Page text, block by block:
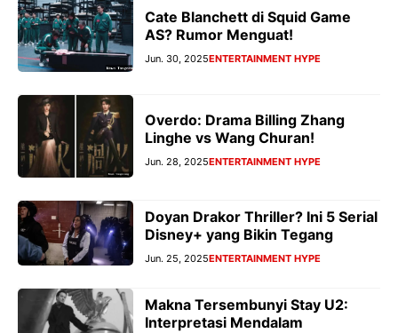
Cate Blanchett di Squid Game
AS? Rumor Menguat!
Jun. 30, 2025ENTERTAINMENT HYPE
Overdo: Drama Billing Zhang
Linghe vs Wang Churan!
Jun. 28, 2025ENTERTAINMENT HYPE
Doyan Drakor Thriller? Ini 5 Serial
Disney+ yang Bikin Tegang
Jun. 25, 2025ENTERTAINMENT HYPE
Makna Tersembunyi Stay U2:
Interpretasi Mendalam